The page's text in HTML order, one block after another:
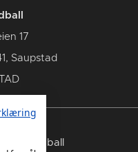
17
Saupstad
Håndball